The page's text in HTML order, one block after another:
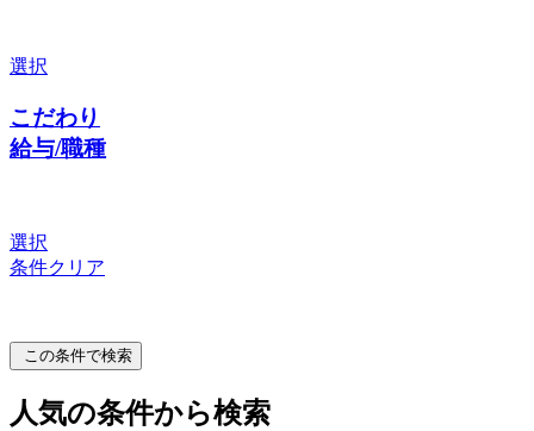
選択
こだわり
給与/職種
選択
条件クリア
この条件で検索
人気の条件から検索